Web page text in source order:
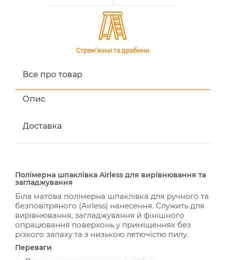
Стрем’янки та драбини
Все про товар
Опис
Доставка
Полімерна шпаклівка Airless для вирівнювання та
загладжування
Біла матова полімерна шпаклівка для ручного та
безповітряного (Airless) нанесення. Служить для
вирівнювання, загладжування й фінішного
опрацювання поверхонь у приміщеннях без
різкого запаху та з низькою летючістю пилу.
Переваги